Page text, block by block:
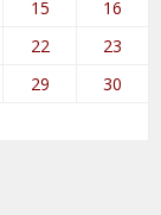
15
16
22
23
29
30